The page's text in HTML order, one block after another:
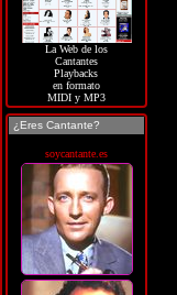
La Web de los
Cantantes
Playbacks
en formato
MIDI y MP3
¿Eres Cantante?
soycantante.es